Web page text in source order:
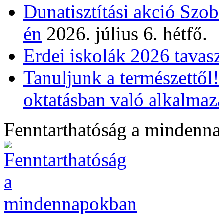
Dunatisztítási akció
én 2026. július 6. hétfő.
Erdei iskolák 2026
Tanuljunk a
oktatásban való
Fenntarthatóság a